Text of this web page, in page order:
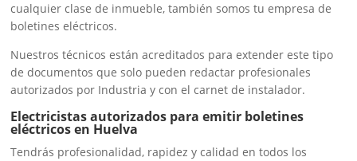
cualquier clase de inmueble, también somos tu empresa de
boletines eléctricos.
Nuestros técnicos están acreditados para extender este tipo
de documentos que solo pueden redactar profesionales
autorizados por Industria y con el carnet de instalador.
Electricistas autorizados para emitir boletines
eléctricos en Huelva
Tendrás profesionalidad, rapidez y calidad en todos los